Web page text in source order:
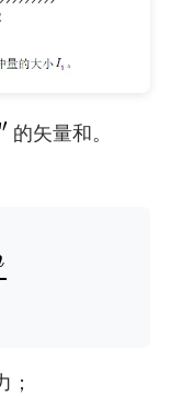
的矢量和。
；